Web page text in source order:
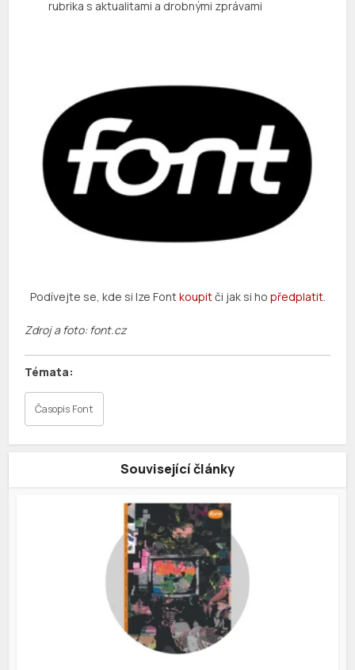
rubrika s aktualitami a drobnými zprávami
Podívejte se, kde si lze Fontkoupitči jak si ho předplatit.
Zdroj a foto: font.cz
Časopis Font
Související články